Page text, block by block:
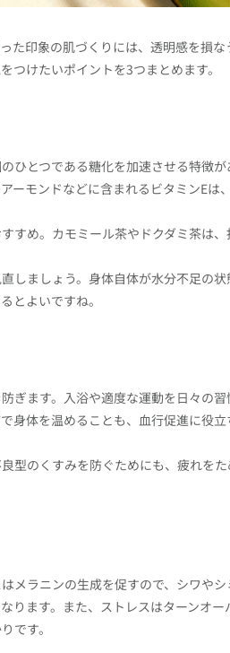
た印象の肌づくりには、透明感を損
つけたいポイントを3つまとめます。
ひとつである糖化を加速させる特徴
モンドなどに含まれるビタミンEは
め。カモミール茶やドクダミ茶は
しましょう。身体自体が水分不足の
とよいですね。
ぎます。入浴や適度な運動を日々の
身体を温めることも、血行促進に役立
型のくすみを防ぐためにも、疲れを
メラニンの生成を促すので、シワや
ります。また、ストレスはターンオ
です。